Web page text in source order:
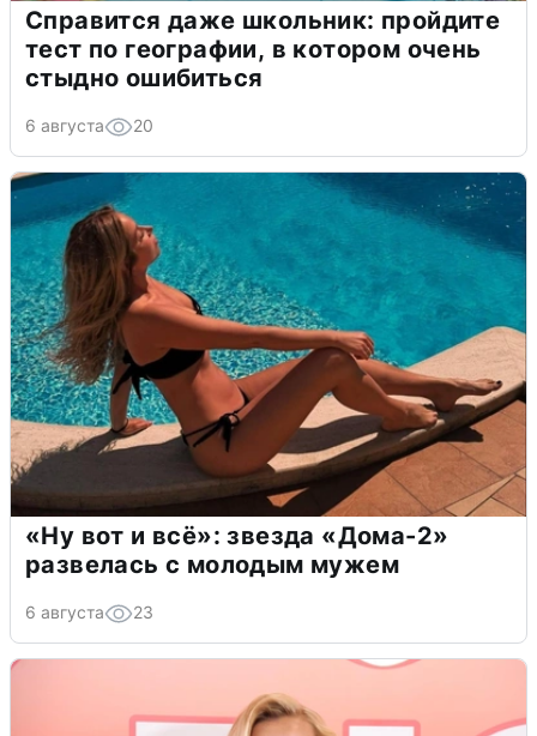
Справится даже школьник: пройдите
тест по географии, в котором очень
стыдно ошибиться
6 августа 20
«Ну вот и всё»: звезда «Дома-2»
развелась с молодым мужем
6 августа 23